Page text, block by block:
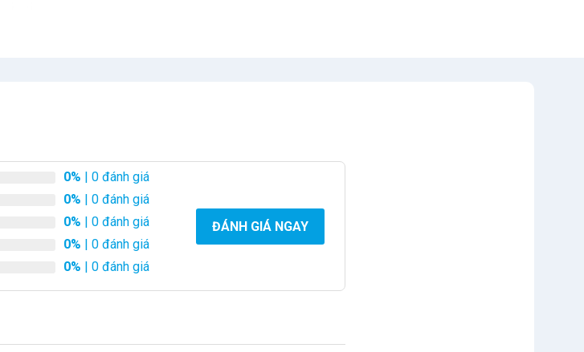
0% | 0 đánh giá
0% | 0 đánh giá
0% | 0 đánh giá
0% | 0 đánh giá
0% | 0 đánh giá
ĐÁNH GIÁ NGAY